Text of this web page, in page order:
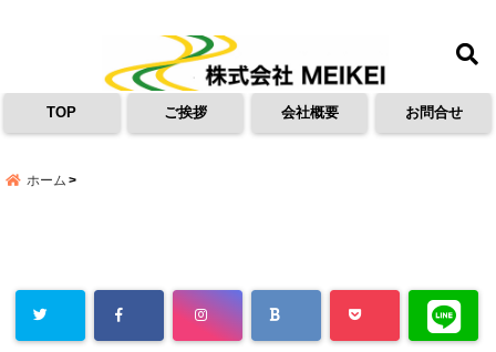
TOP ご挨拶 会社概要 お問合せ
ホーム